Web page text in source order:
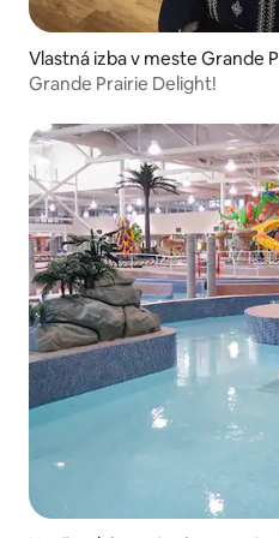
Vlastná izba v meste Grande
Grande Prairie Delight!